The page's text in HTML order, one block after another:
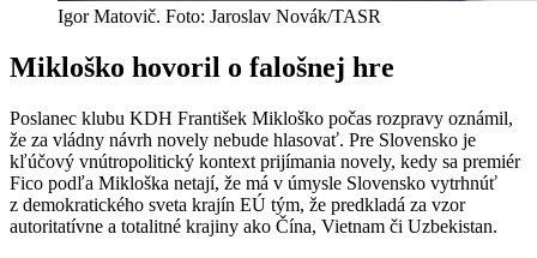
Igor Matovič. Foto: Jaroslav Novák/TASR
Mikloško hovoril o falošnej hre
Poslanec klubu KDH František Mikloško počas rozpravy oznámil,
že za vládny návrh novely nebude hlasovať. Pre Slovensko je
kľúčový vnútropolitický kontext prijímania novely, kedy sa premiér
Fico podľa Mikloška netají, že má v úmysle Slovensko vytrhnúť
z demokratického sveta krajín EÚ tým, že predkladá za vzor
autoritatívne a totalitné krajiny ako Čína, Vietnam či Uzbekistan.